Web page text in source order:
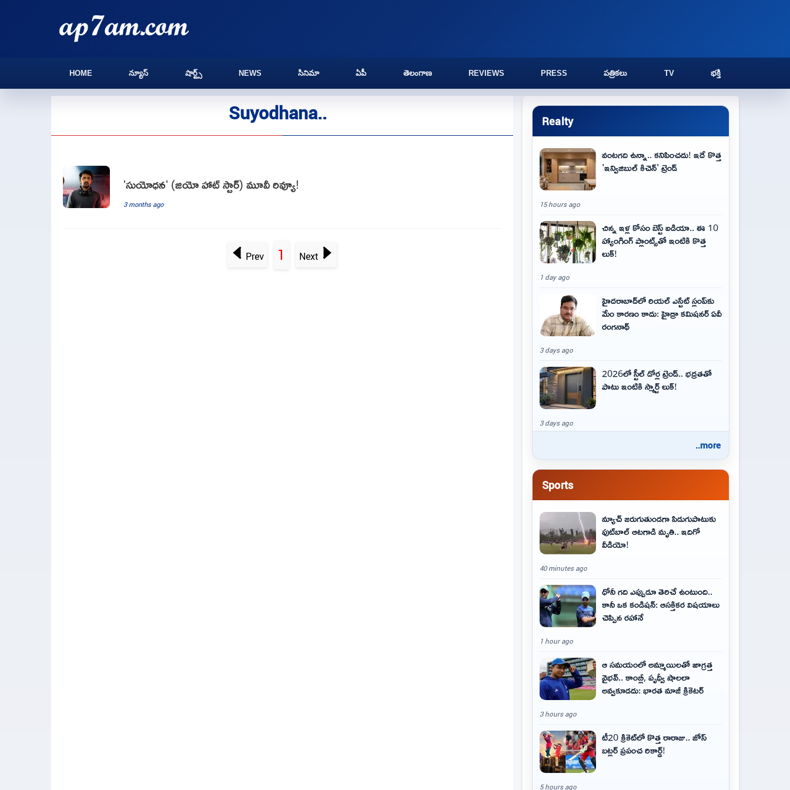
HOME న్యూస్ షార్ట్స్ NEWS సినిమా ఏపీ తెలంగాణ REVIEWS PRESS పత్రికలు TV భక్తి
Suyodhana..
'సుయోధన' (జియో హాట్ స్టార్) మూవీ రివ్యూ!
3 months ago
Prev 1 Next
Realty
వంటగది ఉన్నా.. కనిపించదు! ఇదే కొత్త
'ఇన్విజిబుల్ కిచెన్' ట్రెండ్
15 hours ago
చిన్న ఇళ్ల కోసం బెస్ట్ ఐడియా.. ఈ 10
హ్యాంగింగ్ ప్లాంట్స్‌తో ఇంటికి కొత్త
లుక్!
1 day ago
హైదరాబాద్‌లో రియల్ ఎస్టేట్ స్లంప్‌కు
మేం కారణం కాదు: హైడ్రా కమిషనర్ ఏవీ
రంగనాథ్
3 days ago
2026లో స్టీల్ డోర్ల ట్రెండ్.. భద్రతతో
పాటు ఇంటికి స్మార్ట్ లుక్!
3 days ago
..more
Sports
మ్యాచ్ జరుగుతుండగా పిడుగుపాటుకు
ఫుట్‌బాల్ ఆటగాడి మృతి.. ఇదిగో
వీడియో!
40 minutes ago
ధోనీ గది ఎప్పుడూ తెరిచే ఉంటుంది..
కానీ ఒక కండిషన్: ఆసక్తికర విషయాలు
చెప్పిన రహానే
1 hour ago
ఆ స‌మ‌యంలో అమ్మాయిల‌తో జాగ్ర‌త్త‌
వైభ‌వ్‌.. కాంబ్లీ, పృథ్వీ షాలలా
అవ్వ‌కూడ‌దు: భార‌త మాజీ క్రికెట‌ర్‌
3 hours ago
టీ20 క్రికెట్‌లో కొత్త రారాజు.. జోస్
బట్లర్ ప్ర‌పంచ రికార్డ్‌!
5 hours ago